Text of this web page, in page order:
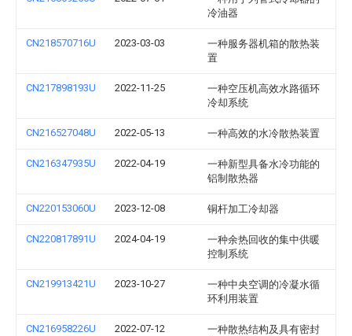
冷油器
CN218570716U 2023-03-03
一种服务器机箱的散热装
置
CN217898193U 2022-11-25
一种空压机高效水路循环
冷却系统
CN216527048U 2022-05-13 一种高效的水冷散热装置
CN216347935U 2022-04-19
一种新型具备水冷功能的
铝制散热器
CN220153060U 2023-12-08 铜杆加工冷却器
CN220817891U 2024-04-19
一种余热回收的集中供暖
控制系统
CN219913421U 2023-10-27
一种中央空调的冷凝水循
环利用装置
CN216958226U 2022-07-12
一种散热结构及具有密封